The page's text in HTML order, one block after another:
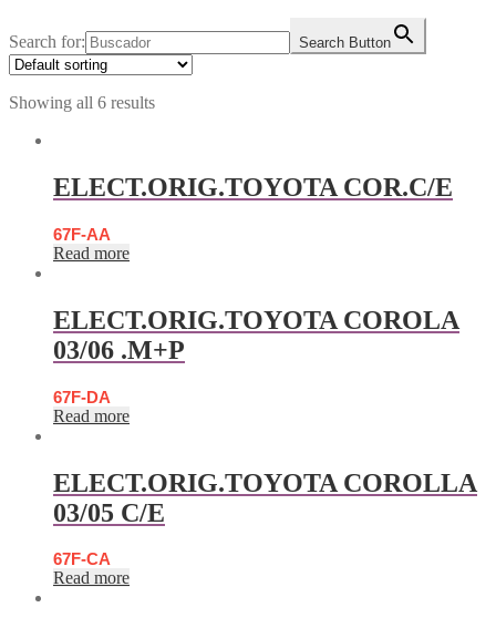
Search for: Search Button
Showing all 6 results
ELECT.ORIG.TOYOTA COR.C/E
67F-AA
Read more
ELECT.ORIG.TOYOTA COROLA
03/06 .M+P
67F-DA
Read more
ELECT.ORIG.TOYOTA COROLLA
03/05 C/E
67F-CA
Read more